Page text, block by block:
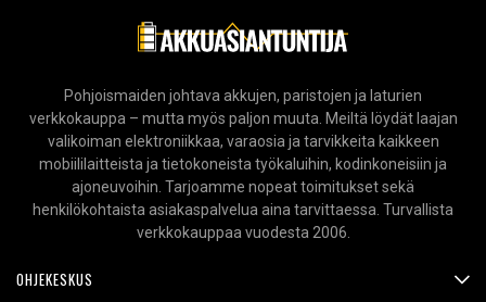
Pohjoismaiden johtava akkujen, paristojen ja laturien
verkkokauppa – mutta myös paljon muuta. Meiltä löydät laajan
valikoiman elektroniikkaa, varaosia ja tarvikkeita kaikkeen
mobiililaitteista ja tietokoneista työkaluihin, kodinkoneisiin ja
ajoneuvoihin. Tarjoamme nopeat toimitukset sekä
henkilökohtaista asiakaspalvelua aina tarvittaessa. Turvallista
verkkokauppaa vuodesta 2006.
OHJEKESKUS